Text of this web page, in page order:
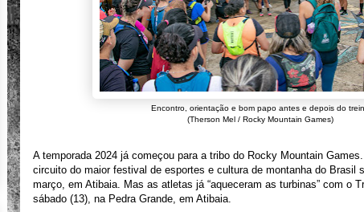
Encontro, orientação e bom papo antes e depois do
(Therson Mel / Rocky Mountain Games)
A temporada 2024 já começou para a tribo do Rocky Mountain
circuito do maior festival de esportes e cultura de montanha do Brasil
março, em Atibaia. Mas as atletas já “aqueceram as turbinas” com o
sábado (13), na Pedra Grande, em Atibaia.